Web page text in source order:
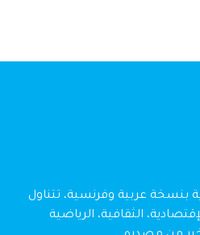
بنسخة عربية وفرنسية، تتناول
الثقافية، الرياضية